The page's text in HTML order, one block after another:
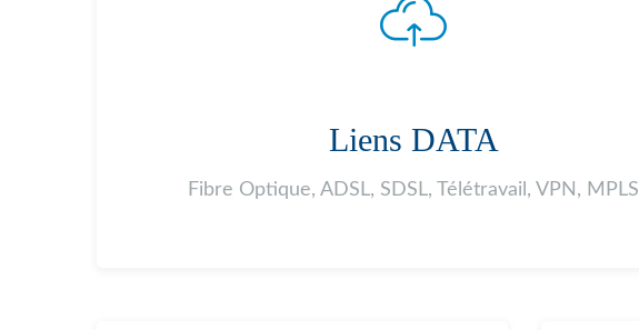
Liens DATA
Fibre Optique, ADSL, SDSL, Télétravail, VPN, MPLS